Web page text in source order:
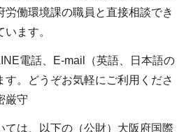
労働環境課の職員と直接相談でき
ます。
電話、E-mail（英語、日本語の
す。どうぞお気軽にご利用くださ
厳守
ては、以下の（公財）大阪府国際